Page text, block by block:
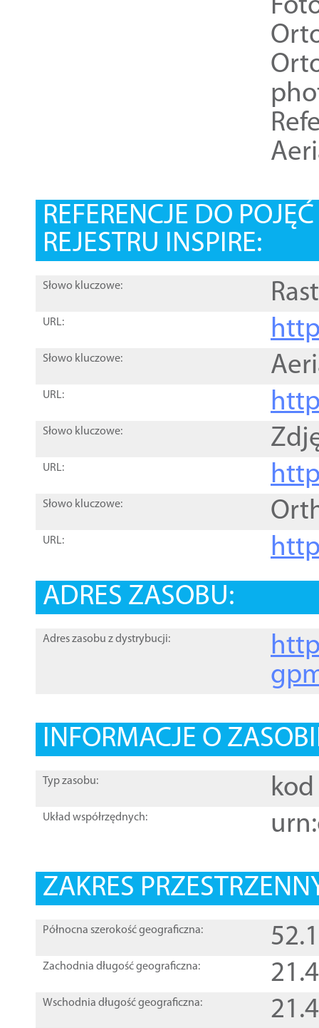
REFERENCJE DO
REJESTRU INSPIRE:
Słowo kluczowe:
URL:
Słowo kluczowe:
URL:
Słowo kluczowe:
URL:
Słowo kluczowe:
URL:
ADRES ZASOBU:
Adres zasobu z dystrybucji:
INFORMACJE O
Typ zasobu: kod
Układ współrzędnych:
ZAKRES
Północna szerokość geograficzna:
Zachodnia długość geograficzna:
Wschodnia długość geograficzna: